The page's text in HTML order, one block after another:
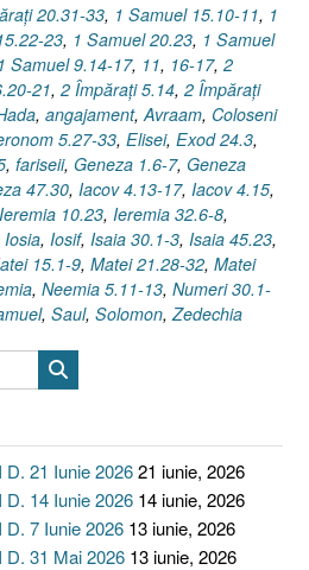
20.31-33, 1 Samuel 15.10-11, 1
23, 1 Samuel 20.23, 1 Samuel
1 Samuel 9.14-17, 11, 16-17, 2
21, 2 Împăraţi 5.14, 2 Împăraţi
, angajament, Avraam, Coloseni
5.27-33, Elisei, Exod 24.3,
, fariseii, Geneza 1.6-7, Geneza
47.30, Iacov 4.13-17, Iacov 4.15,
Ieremia 10.23, Ieremia 32.6-8,
Iosia, Iosif, Isaia 30.1-3, Isaia 45.23,
15.1-9, Matei 21.28-32, Matei
, Neemia 5.11-13, Numeri 30.1-
, Saul, Solomon, Zedechia
D. 21 Iunie 202621 iunie, 2026
D. 14 Iunie 2026 14 iunie, 2026
D. 7 Iunie 2026 13 iunie, 2026
D. 31 Mai 2026 13 iunie, 2026